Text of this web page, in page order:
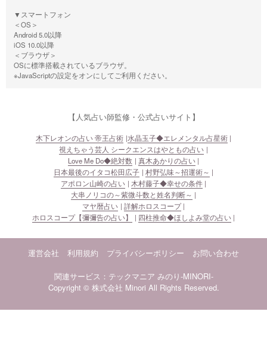
▼スマートフォン
＜OS＞
Android 5.0以降
iOS 10.0以降
＜ブラウザ＞
OSに標準搭載されているブラウザ。
※JavaScriptの設定をオンにしてご利用ください。
【人気占い師監修・公式占いサイト】
木下レオンの占い 帝王占術 水晶玉子◆エレメンタル占星術
視えちゃう芸人 シークエンスはやともの占い
Love Me Do◆絶対数
真木あかりの占い
日本最後のイタコ松田広子
村野弘味～招運術～
アポロン山崎の占い
木村藤子◆幸せの条件
大串ノリコの～紫微斗数と姓名判断～
マヤ暦占い
詳解ホロスコープ
ホロスコープ【彌彌告の占い】
四柱推命◆ほしよみ堂の占い
運営会社 利用規約 プライバシーポリシー お問い合わせ
関連サービス：テックマニア みのり-MINORI-
Copyright © 株式会社 Minori All Rights Reserved.